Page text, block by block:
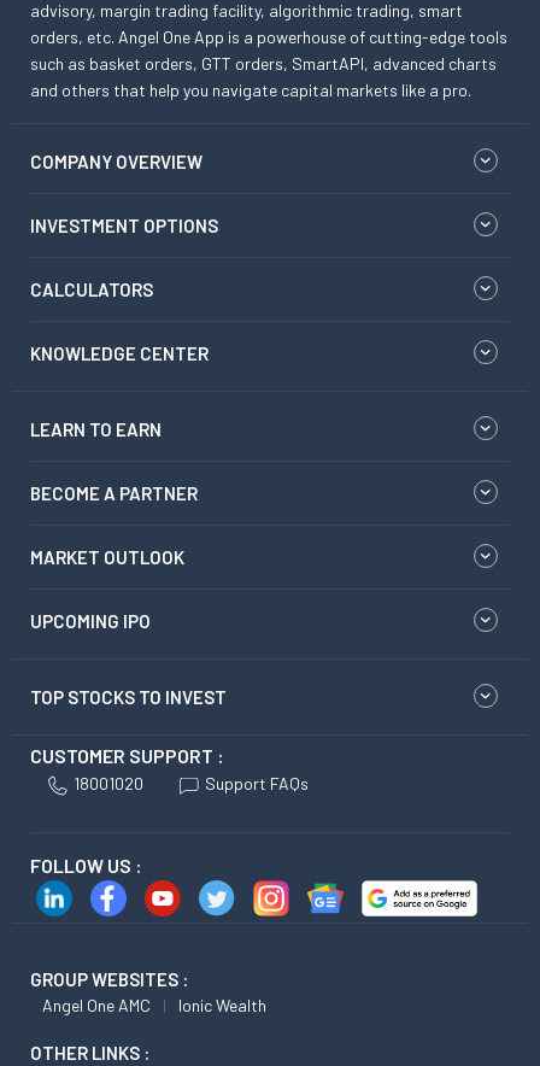
advisory, margin trading facility, algorithmic trading, smart
orders, etc. Angel One App is a powerhouse of cutting-edge tools
such as basket orders, GTT orders, SmartAPI, advanced charts
and others that help you navigate capital markets like a pro.
COMPANY OVERVIEW
INVESTMENT OPTIONS
CALCULATORS
KNOWLEDGE CENTER
LEARN TO EARN
BECOME A PARTNER
MARKET OUTLOOK
UPCOMING IPO
TOP STOCKS TO INVEST
CUSTOMER SUPPORT :
18001020 Support FAQs
FOLLOW US :
GROUP WEBSITES :
Angel One AMC Ionic Wealth
OTHER LINKS :